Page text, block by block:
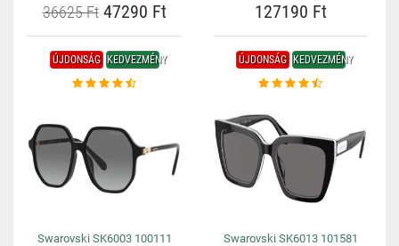
36625 Ft47290 Ft 127190 Ft
ÚJDONSÁG KEDVEZMÉNY
Swarovski SK6003 100111
ÚJDONSÁG KEDVEZMÉNY
Swarovski SK6013 101581